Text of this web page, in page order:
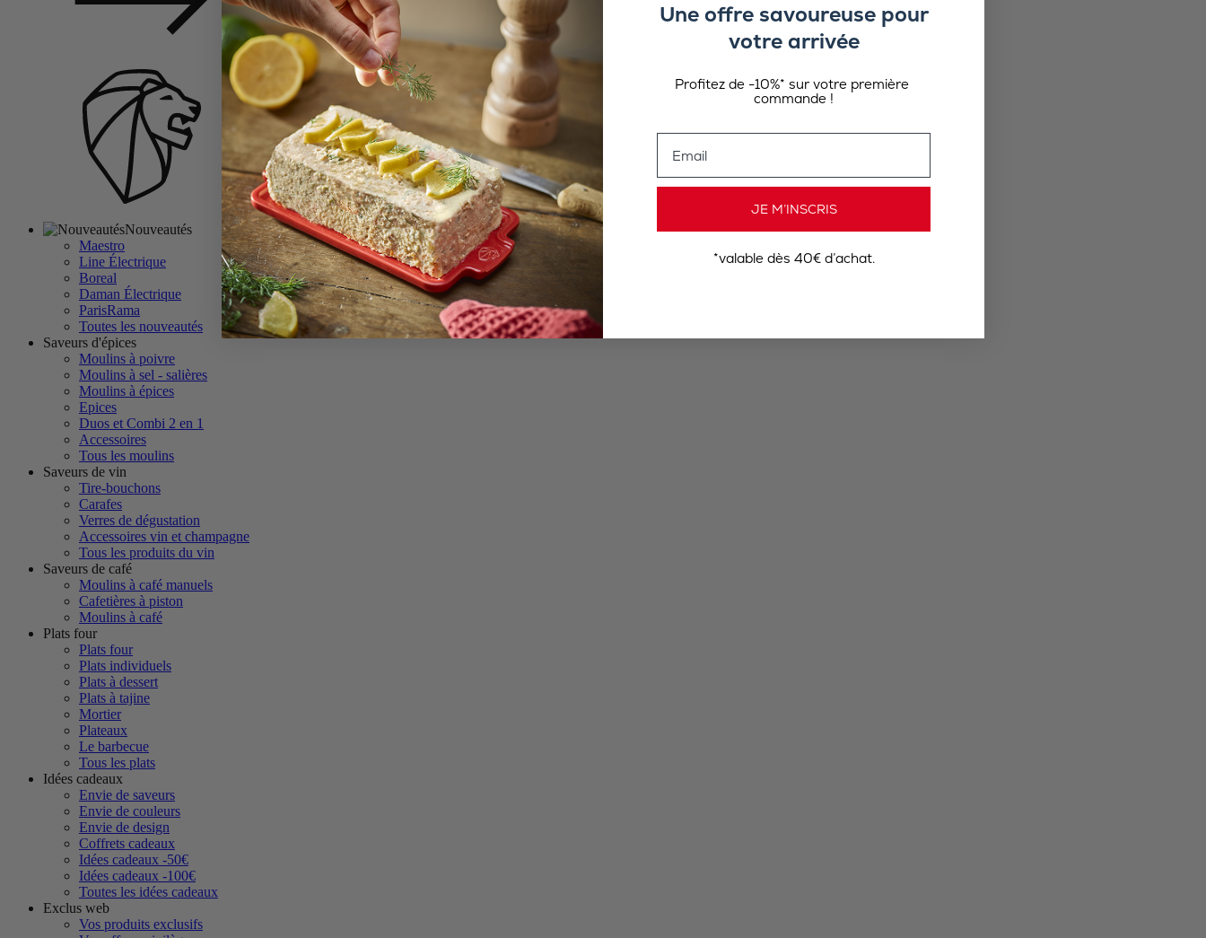
Back
Nouveautés
Maestro
Line Électrique
Boreal
Daman Électrique
ParisRama
Toutes les nouveautés
Saveurs d'épices
Moulins à poivre
Moulins à sel - salières
Moulins à épices
Epices
Duos et Combi 2 en 1
Accessoires
Tous les moulins
Saveurs de vin
Tire-bouchons
Carafes
Verres de dégustation
Accessoires vin et champagne
Tous les produits du vin
Saveurs de café
Moulins à café manuels
Cafetières à piston
Moulins à café
Plats four
Plats four
Plats individuels
Plats à dessert
Plats à tajine
Mortier
Plateaux
Le barbecue
Tous les plats
Idées cadeaux
Envie de saveurs
Envie de couleurs
Envie de design
Coffrets cadeaux
Idées cadeaux -50€
Idées cadeaux -100€
Toutes les idées cadeaux
Exclus web
Vos produits exclusifs
Une offre savoureuse pour
votre arrivée
Profitez de -10%* sur votre première
commande !
JE M’INSCRIS
*valable dès 40€ d’achat.